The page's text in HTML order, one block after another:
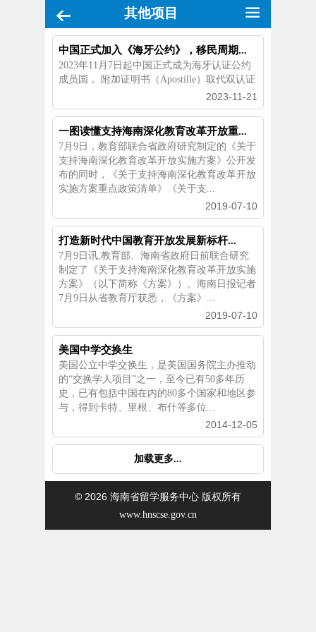
其他项目
中国正式加入《海牙公约》，移民周期...
2023年11月7日起中国正式成为海牙认证公约
成员国， 附加证明书（Apostille）取代双认证
2023-11-21
一图读懂支持海南深化教育改革开放重...
7月9日，教育部联合省政府研究制定的《关于
支持海南深化教育改革开放实施方案》公开发
布的同时，《关于支持海南深化教育改革开放
实施方案重点政策清单》《关于支...
2019-07-10
打造新时代中国教育开放发展新标杆...
7月9日讯,教育部、海南省政府日前联合研究
制定了《关于支持海南深化教育改革开放实施
方案》（以下简称《方案》）。海南日报记者
7月9日从省教育厅获悉，《方案》...
2019-07-10
美国中学交换生
美国公立中学交换生，是美国国务院主办推动
的“交换学人项目”之一，至今已有50多年历
史，已有包括中国在内的80多个国家和地区参
与，得到卡特、里根、布什等多位...
2014-12-05
加载更多...
© 2026 海南省留学服务中心 版权所有
www.hnscse.gov.cn